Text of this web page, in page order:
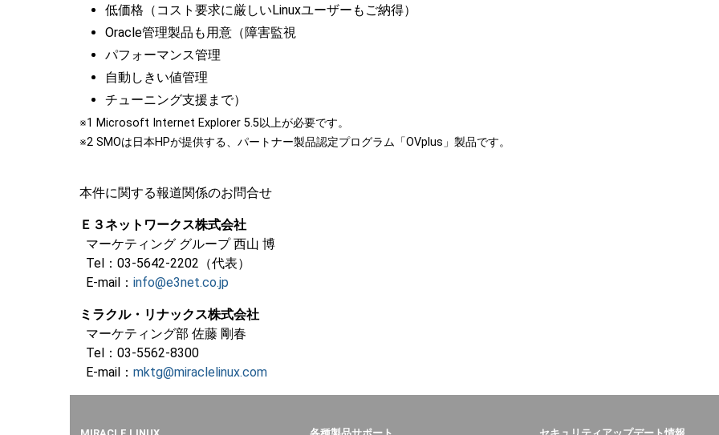
低価格（コスト要求に厳しいLinuxユーザーもご納得）
Oracle管理製品も用意（障害監視
パフォーマンス管理
自動しきい値管理
チューニング支援まで）
※1 Microsoft Internet Explorer 5.5以上が必要です。
※2 SMOは日本HPが提供する、パートナー製品認定プログラム「OVplus」製品です。
本件に関する報道関係のお問合せ
Ｅ３ネットワークス株式会社
マーケティング グループ 西山 博
Tel：03-5642-2202（代表）
E-mail： info@e3net.co.jp
ミラクル・リナックス株式会社
マーケティング部 佐藤 剛春
Tel：03-5562-8300
E-mail： mktg@miraclelinux.com